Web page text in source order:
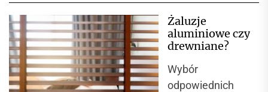
charakter i
sprawiają, że
niej...
Żaluzje
aluminiowe czy
drewniane?
Wybór
odpowiednich